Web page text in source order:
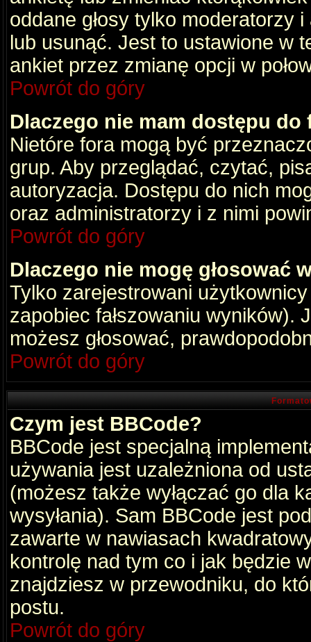
oddane głosy tylko moderatorzy
lub usunąć. Jest to ustawione w
ankiet przez zmianę opcji w
Powrót do góry
Dlaczego nie mam dostępu do
Nietóre fora mogą być
grup. Aby przeglądać, czytać,
autoryzacja. Dostępu do nich
oraz administratorzy i z nimi
Powrót do góry
Dlaczego nie mogę głosować
Tylko zarejestrowani
zapobiec fałszowaniu wyników).
możesz głosować,
Powrót do góry
Czym jest BBCode?
BBCode jest specjalną
używania jest uzależniona od
(możesz także wyłączać go dla
wysyłania). Sam BBCode jest
zawarte w nawiasach
kontrolę nad tym co i jak będzie
znajdziesz w przewodniku, do
postu.
Powrót do góry